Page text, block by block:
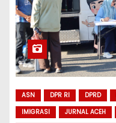
ASN DPR RI DPRD
IMIGRASI
JURNAL ACEH